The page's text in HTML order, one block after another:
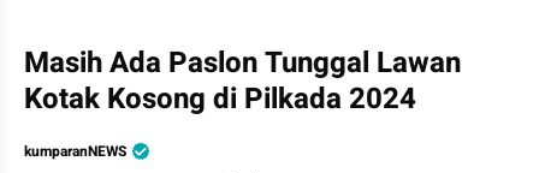
Masih Ada Paslon Tunggal Lawan
Kotak Kosong di Pilkada 2024
kumparanNEWS